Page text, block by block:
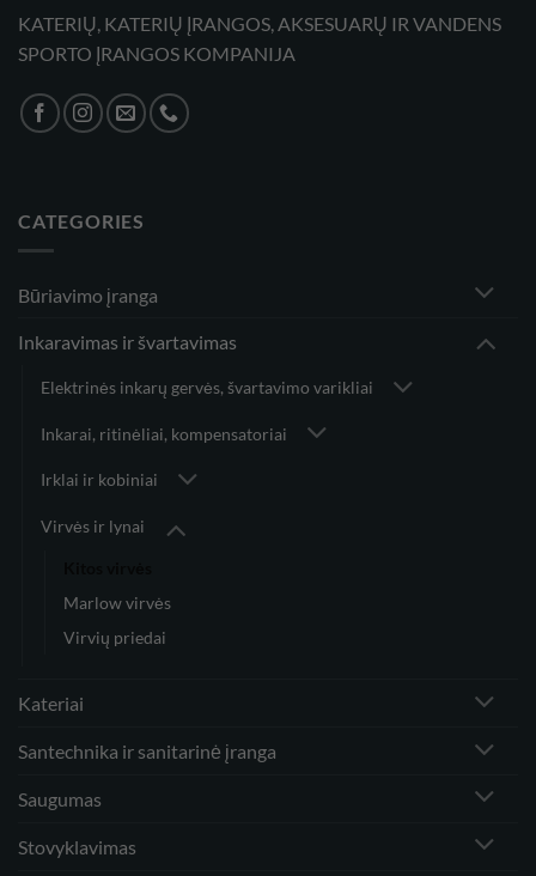
KATERIŲ, KATERIŲ ĮRANGOS, AKSESUARŲ IR VANDENS
SPORTO ĮRANGOS KOMPANIJA
CATEGORIES
Būriavimo įranga
Inkaravimas ir švartavimas
Elektrinės inkarų gervės, švartavimo varikliai
Inkarai, ritinėliai, kompensatoriai
Irklai ir kobiniai
Virvės ir lynai
Marlow virvės
Virvių priedai
Kateriai
Santechnika ir sanitarinė įranga
Saugumas
Stovyklavimas